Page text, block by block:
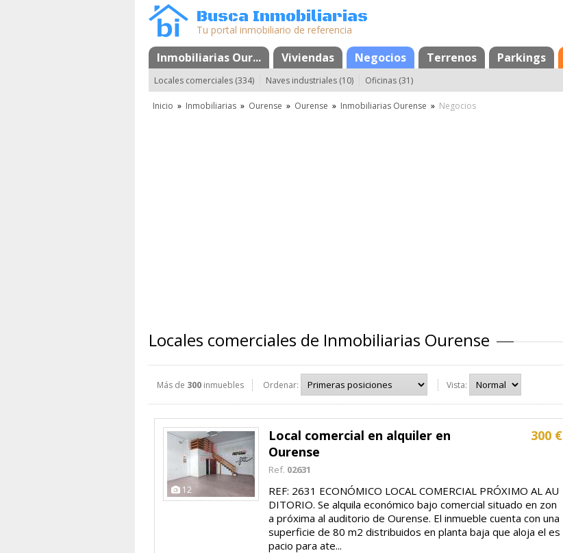
Busca Inmobiliarias
Tu portal inmobiliario de referencia
Inmobiliarias Our... Viviendas Negocios Terrenos Parkings
MapaFavoritos
Locales comerciales (334) Naves industriales (10) Oficinas (31)
Inicio » Inmobiliarias » Ourense » Ourense » Inmobiliarias Ourense » Negocios
Locales comerciales de Inmobiliarias Ourense
Más de 300 inmuebles Ordenar: Vista:
12
300 €
Local comercial en alquiler en
Ourense
Ref. 02631
REF: 2631 ECONÓMICO LOCAL COMERCIAL PRÓXIMO AL AU
DITORIO. Se alquila económico bajo comercial situado en zon
a próxima al auditorio de Ourense. El inmueble cuenta con una
superficie de 80 m2 distribuidos en planta baja que aloja el es
pacio para ate...